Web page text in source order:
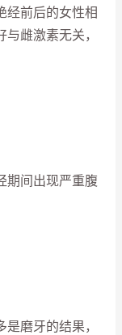
前后的女性相
雌激素无关，
间出现严重腹
磨牙的结果，